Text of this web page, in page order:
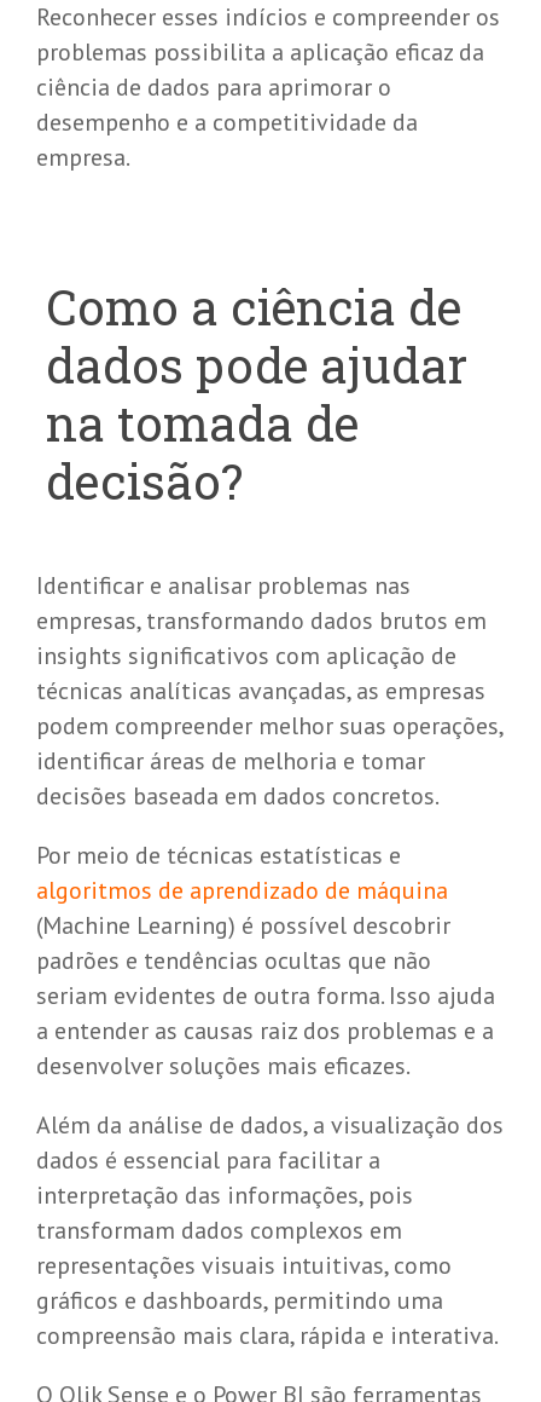
Reconhecer esses indícios e compreender os
problemas possibilita a aplicação eficaz da
ciência de dados para aprimorar o
desempenho e a competitividade da
empresa.
Como a ciência de
dados pode ajudar
na tomada de
decisão?
Identificar e analisar problemas nas
empresas, transformando dados brutos em
insights significativos com aplicação de
técnicas analíticas avançadas, as empresas
podem compreender melhor suas operações,
identificar áreas de melhoria e tomar
decisões baseada em dados concretos.
Por meio de técnicas estatísticas e
algoritmos de aprendizado de máquina
(Machine Learning) é possível descobrir
padrões e tendências ocultas que não
seriam evidentes de outra forma. Isso ajuda
a entender as causas raiz dos problemas e a
desenvolver soluções mais eficazes.
Além da análise de dados, a visualização dos
dados é essencial para facilitar a
interpretação das informações, pois
transformam dados complexos em
representações visuais intuitivas, como
gráficos e dashboards, permitindo uma
compreensão mais clara, rápida e interativa.
O Qlik Sense e o Power BI são ferramentas